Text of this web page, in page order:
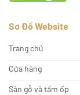
Sơ Đồ Website
Trang chủ
Cửa hàng
Sàn gỗ và tấm ốp